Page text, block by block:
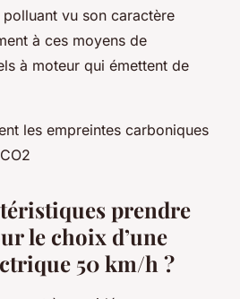
vu son caractère
à ces moyens de
à moteur qui émettent de
les empreintes carboniques
prendre
le choix d’une
50 km/h ?